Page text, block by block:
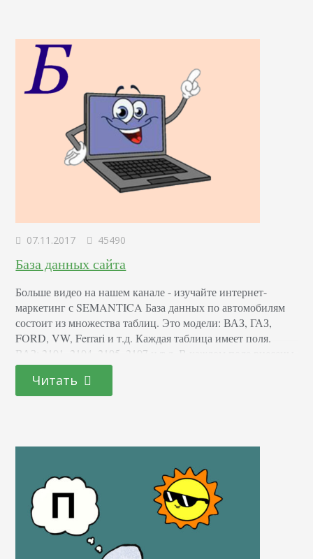
07.11.2017 45490
База данных сайта
Больше видео на нашем канале - изучайте интернет-
маркетинг с SEMANTICA База данных по автомобилям
состоит из множества таблиц. Это модели: ВАЗ, ГАЗ,
FORD, VW, Ferrari и т.д. Каждая таблица имеет поля.
ВАЗ: 2101, 2104, 2105, 2107 и т.д. В каждом поле внесены
записи со значениям-характеристиками: цветовые гаммы,
ЛС, мощность движка и т.д. Таблицы связаны
специальными отношениями, поэтому с записями
Читать